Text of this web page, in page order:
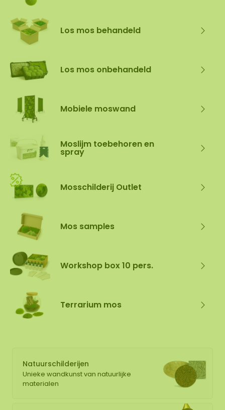
Los mos behandeld
Los mos onbehandeld
Mobiele moswand
Moslijm toebehoren en
spray
Mosschilderij Outlet
Mos samples
Workshop box 10 pers.
Terrarium mos
Natuurschilderijen
Unieke wandkunst van natuurlijke
materialen